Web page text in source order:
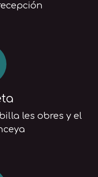
les obres y el